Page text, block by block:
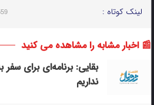
لینک کوتاه :
📰 اخبار مشابه را مشاهده می کنید
بقایی: برنامه‌ای برای
نداریم